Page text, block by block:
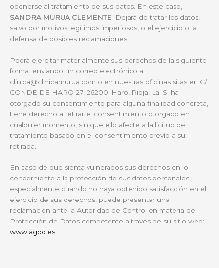
oponerse al tratamiento de sus datos. En este caso,
SANDRA MURUA CLEMENTE
Dejará de tratar los datos,
salvo por motivos legítimos imperiosos, o el ejercicio o la
defensa de posibles reclamaciones.
Podrá ejercitar materialmente sus derechos de la siguiente
forma: enviando un correo electrónico a
clinica@clinicamurua.com o en nuestras oficinas sitas en C/
CONDE DE HARO 27, 26200, Haro, Rioja, La. Si ha
otorgado su consentimiento para alguna finalidad concreta,
tiene derecho a retirar el consentimiento otorgado en
cualquier momento, sin que ello afecte a la licitud del
tratamiento basado en el consentimiento previo a su
retirada.
En caso de que sienta vulnerados sus derechos en lo
concerniente a la protección de sus datos personales,
especialmente cuando no haya obtenido satisfacción en el
ejercicio de sus derechos, puede presentar una
reclamación ante la Autoridad de Control en materia de
Protección de Datos competente a través de su sitio web:
www.agpd.es.